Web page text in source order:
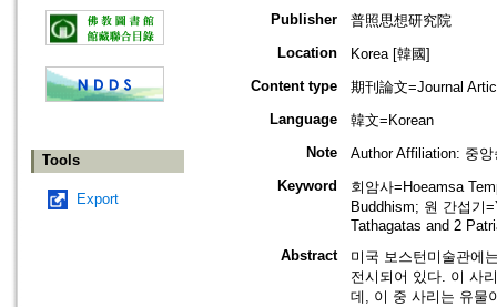
Tools
Export
Publisher
普照思想研究院
Location
Korea [韓國]
Content type
期刊論文=Journal
Language
韓文=Korean
Note
Author Affiliation: 중
Keyword
회암사=Hoeamsa
Buddhism; 원 간섭기
Tathagatas and 2
Abstract
미국 보스턴미술관에
전시되어 있다. 이 사
데, 이 중 사리는 유물